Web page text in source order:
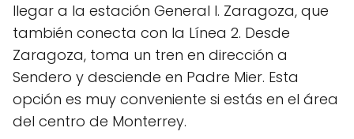
llegar a la estación General I. Zaragoza, que
también conecta con la Línea 2. Desde
Zaragoza, toma un tren en dirección a
Sendero y desciende en Padre Mier. Esta
opción es muy conveniente si estás en el área
del centro de Monterrey.